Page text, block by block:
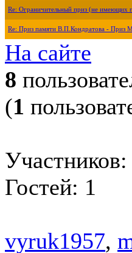
Re: Ограничительный приз (не имеющих
Re: Приз памяти В.П.Кондратова - Приз
На сайте
8
(1
Участников:
Гостей: 1
vyruk1957,